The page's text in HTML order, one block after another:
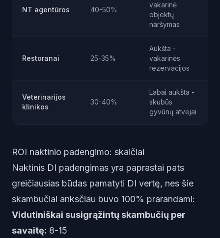
NT agentūros 40-50%
vakarinė
objektų
naršymas
Restoranai 25-35%
Aukšta -
vakarinės
rezervacijos
Veterinarijos
klinikos
30-40%
Labai aukšta -
skubūs
gyvūnų atvejai
ROI naktinio padengimo: skaičiai
Naktinis DI padengimas yra paprastai pats
greičiausias būdas pamatyti DI vertę, nes šie
skambučiai anksčiau buvo 100% prarandami:
Vidutiniškai susigrąžintų skambučių per
savaitę: 8-15